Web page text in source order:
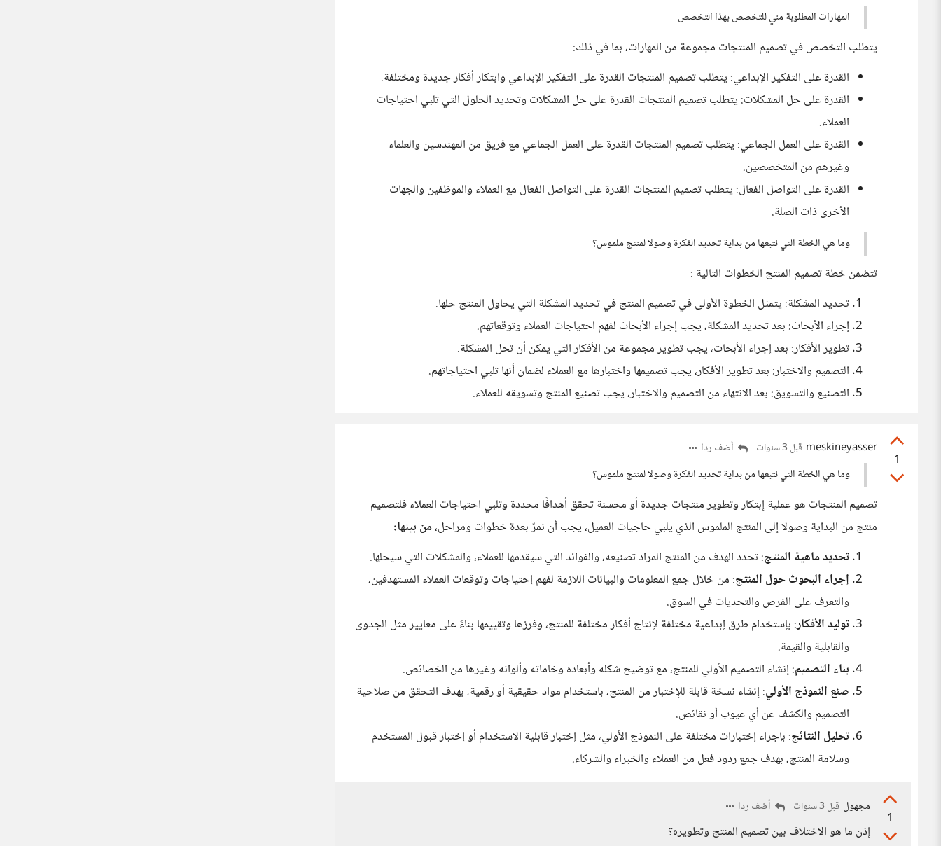
المهارات المطلوبة مني للتخصص بهذا التخصص
يتطلب التخصص في تصميم المنتجات مجموعة من المهارات، بما في ذلك:
القدرة على التفكير الإبداعي: يتطلب تصميم المنتجات القدرة على التفكير الإبداعي وابتكار أفكار جديدة ومختلفة.
القدرة على حل المشكلات: يتطلب تصميم المنتجات القدرة على حل المشكلات وتحديد الحلول التي تلبي احتياجات
العملاء.
القدرة على العمل الجماعي: يتطلب تصميم المنتجات القدرة على العمل الجماعي مع فريق من المهندسين والعلماء
وغيرهم من المتخصصين.
القدرة على التواصل الفعال: يتطلب تصميم المنتجات القدرة على التواصل الفعال مع العملاء والموظفين والجهات
الأخرى ذات الصلة.
وما هي الخطة التي نتبعها من بداية تحديد الفكرة وصولا لمنتج ملموس؟
تتضمن خطة تصميم المنتج الخطوات التالية :
تحديد المشكلة: يتمثل الخطوة الأولى في تصميم المنتج في تحديد المشكلة التي يحاول المنتج حلها.
إجراء الأبحاث: بعد تحديد المشكلة، يجب إجراء الأبحاث لفهم احتياجات العملاء وتوقعاتهم.
تطوير الأفكار: بعد إجراء الأبحاث، يجب تطوير مجموعة من الأفكار التي يمكن أن تحل المشكلة.
التصميم والاختبار: بعد تطوير الأفكار، يجب تصميمها واختبارها مع العملاء لضمان أنها تلبي احتياجاتهم.
التصنيع والتسويق: بعد الانتهاء من التصميم والاختبار، يجب تصنيع المنتج وتسويقه للعملاء.
1
meskineyasser قبل 3 سنوات
أضف ردا
وما هي الخطة التي نتبعها من بداية تحديد الفكرة وصولا لمنتج ملموس؟
تصميم المنتجات هو عملية إبتكار وتطوير منتجات جديدة أو محسنة تحقق أهدافًا محددة وتلبي احتياجات العملاء فلتصميم
منتج من البداية وصولا إلى المنتج الملموس الذي يلبي حاجيات العميل، يجب أن نمرّ بعدة خطوات ومراحل،من بينها:
تحديد ماهية المنتج: تحدد الهدف من المنتج المراد تصنيعه، والفوائد التي سيقدمها للعملاء، والمشكلات التي سيحلها.
إجراء البحوث حول المنتج: من خلال جمع المعلومات والبيانات اللازمة لفهم إحتياجات وتوقعات العملاء المستهدفين،
والتعرف على الفرص والتحديات في السوق.
توليد الأفكار: بإستخدام طرق إبداعية مختلفة لإنتاج أفكار مختلفة للمنتج، وفرزها وتقييمها بناءً على معايير مثل الجدوى
والقابلية والقيمة.
بناء التصميم: إنشاء التصميم الأولي للمنتج، مع توضيح شكله وأبعاده وخاماته وألوانه وغيرها من الخصائص.
صنع النموذج الأولي: إنشاء نسخة قابلة للإختبار من المنتج، باستخدام مواد حقيقية أو رقمية، بهدف التحقق من صلاحية
التصميم والكشف عن أي عيوب أو نقائص.
تحليل النتائج: بإجراء إختبارات مختلفة على النموذج الأولي، مثل إختبار قابلية الاستخدام أو إختبار قبول المستخدم
وسلامة المنتج، بهدف جمع ردود فعل من العملاء والخبراء والشركاء.
1
مجهول قبل 3 سنوات أضف ردا
إذن ما هو الاختلاف بين تصميم المنتج وتطويره؟